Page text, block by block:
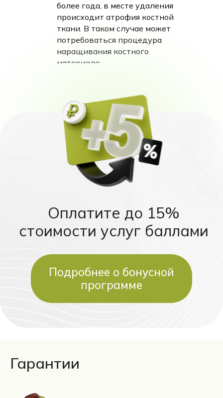
более года, в месте удаления
происходит атрофия костной
ткани. В таком случае может
потребоваться процедура
наращивания костного
материала.
Гарантии